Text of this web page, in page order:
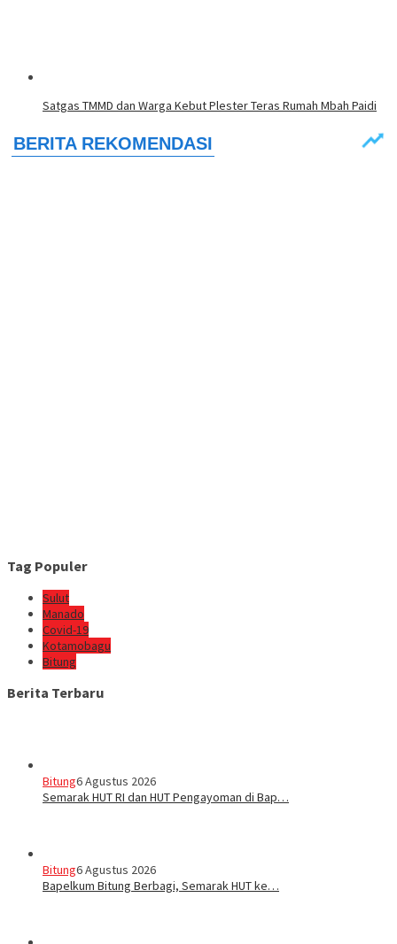
Satgas TMMD dan Warga Kebut Plester Teras Rumah Mbah Paidi
Tag Populer
Sulut
Manado
Covid-19
Kotamobagu
Bitung
Berita Terbaru
Bitung6 Agustus 2026
Semarak HUT RI dan HUT Pengayoman di Bap…
Bitung6 Agustus 2026
‎Bapelkum Bitung Berbagi, Semarak HUT ke…